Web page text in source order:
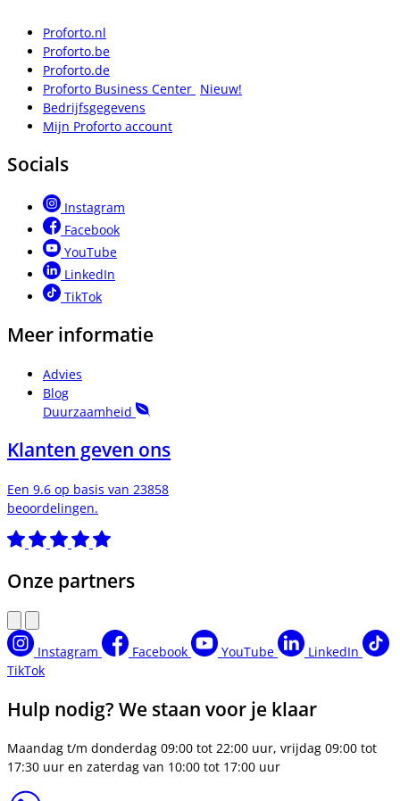
Proforto.nl
Proforto.be
Proforto.de
Proforto Business Center Nieuw!
Bedrijfsgegevens
Mijn Proforto account
Socials
Instagram
Facebook
YouTube
LinkedIn
TikTok
Meer informatie
Advies
Blog
Duurzaamheid
Klanten geven ons
Een 9.6 op basis van 23858
beoordelingen.
Onze partners
Instagram Facebook YouTube
LinkedIn
TikTok
Hulp nodig? We staan voor je klaar
Maandag t/m donderdag 09:00 tot 22:00 uur, vrijdag 09:00 tot
17:30 uur en zaterdag van 10:00 tot 17:00 uur